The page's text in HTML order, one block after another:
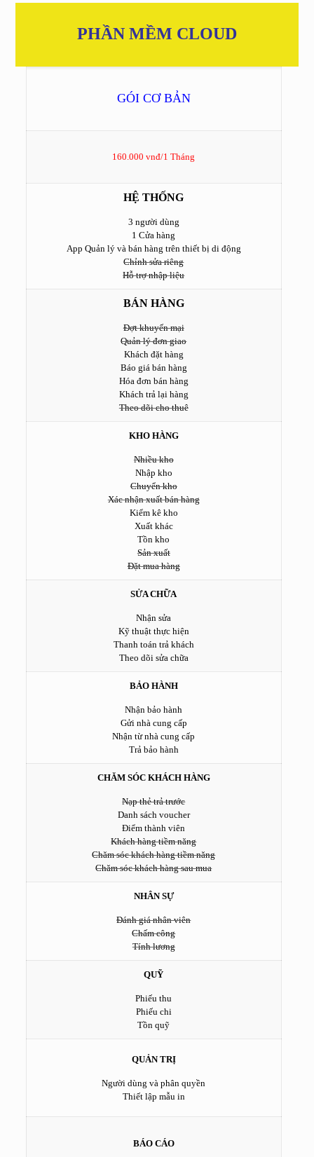
PHẦN MỀM CLOUD
GÓI CƠ BẢN
160.000 vnđ/1 Tháng
HỆ THỐNG
3 người dùng
1 Cửa hàng
App Quản lý và bán hàng trên thiết bị di động
Chỉnh sửa riêng
Hỗ trợ nhập liệu
BÁN HÀNG
Đợt khuyến mại
Quản lý đơn giao
Khách đặt hàng
Báo giá bán hàng
Hóa đơn bán hàng
Khách trả lại hàng
Theo dõi cho thuê
KHO HÀNG
Nhiều kho
Nhập kho
Chuyển kho
Xác nhận xuất bán hàng
Kiểm kê kho
Xuất khác
Tồn kho
Sản xuất
Đặt mua hàng
SỬA CHỮA
Nhận sửa
Kỹ thuật thực hiện
Thanh toán trả khách
Theo dõi sửa chữa
BẢO HÀNH
Nhận bảo hành
Gửi nhà cung cấp
Nhận từ nhà cung cấp
Trả bảo hành
CHĂM SÓC KHÁCH HÀNG
Nạp thẻ trả trước
Danh sách voucher
Điểm thành viên
Khách hàng tiềm năng
Chăm sóc khách hàng tiềm năng
Chăm sóc khách hàng sau mua
NHÂN SỰ
Đánh giá nhân viên
Chấm công
Tính lương
QUỸ
Phiếu thu
Phiếu chi
Tồn quỹ
QUẢN TRỊ
Người dùng và phân quyền
Thiết lập mẫu in
BÁO CÁO